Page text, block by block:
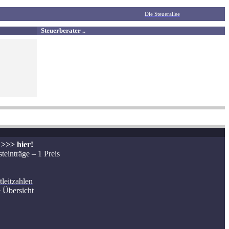
Die Steuerallee
Steuerberater ..
>>> hier!
– 1 Preis
Übersicht